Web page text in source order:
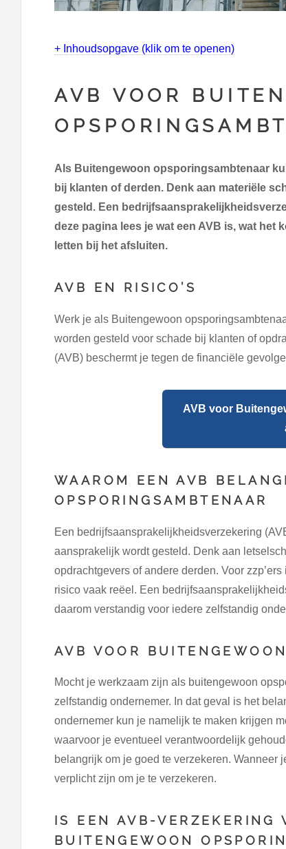
+ Inhoudsopgave (klik om te openen)
AVB VOOR
Als Buitengewoon opsporingsambtenaar
bij klanten of derden. Denk aan materiële
gesteld. Een
deze pagina lees je wat een AVB is, wat het
letten bij het afsluiten.
AVB EN RISICO’S
Werk je als Buitengewoon
worden gesteld voor schade bij klanten of
(AVB) beschermt je tegen de financiële
AVB voor
WAAROM EEN AVB
OPSPORINGSAMBTENAAR
Een bedrijfsaansprakelijkheidsverzekering
aansprakelijk wordt gesteld. Denk aan
opdrachtgevers of andere derden. Voor
risico vaak reëel. Een
daarom verstandig voor iedere zelfstandig
AVB VOOR
Mocht je werkzaam zijn als buitengewoon
zelfstandig ondernemer. In dat geval is het
ondernemer kun je namelijk te maken krijgen
waarvoor je eventueel verantwoordelijk
belangrijk om je goed te verzekeren. Wanneer
verplicht zijn om je te verzekeren.
IS EEN AVB-VERZEKERING
BUITENGEWOON